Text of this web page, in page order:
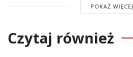
POKAŻ WIĘCEJ
Czytaj również